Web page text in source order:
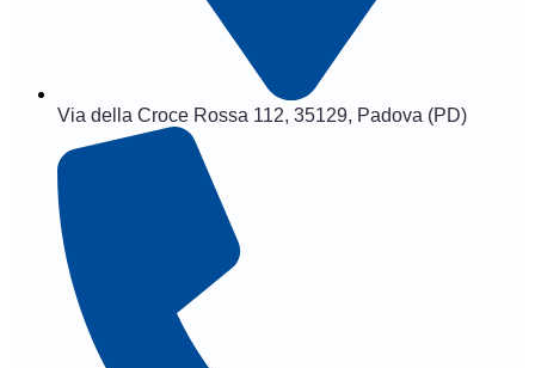
Via della Croce Rossa 112, 35129, Padova (PD)